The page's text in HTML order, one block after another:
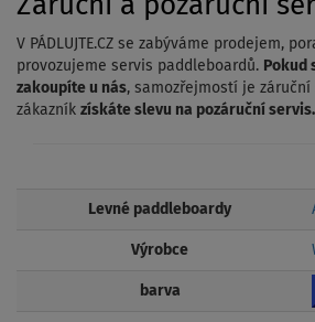
Záruční a pozáruční
V PÁDLUJTE.CZ se zabýváme prodejem,
provozujeme servis paddleboardů. Pokud
zakoupíte u nás, samozřejmostí je
zákazník získáte slevu na pozáruční
Levné paddleboardy
Výrobce
barva